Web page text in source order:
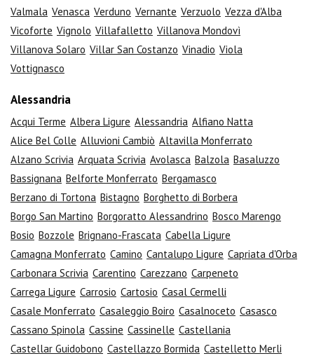
Valmala Venasca Verduno Vernante Verzuolo Vezza d'Alba
Vicoforte Vignolo Villafalletto Villanova Mondovì
Villanova Solaro Villar San Costanzo Vinadio Viola
Vottignasco
Alessandria
Acqui Terme Albera Ligure Alessandria Alfiano Natta
Alice Bel Colle Alluvioni Cambiò Altavilla Monferrato
Alzano Scrivia Arquata Scrivia Avolasca Balzola Basaluzzo
Bassignana Belforte Monferrato Bergamasco
Berzano di Tortona Bistagno Borghetto di Borbera
Borgo San Martino Borgoratto Alessandrino Bosco Marengo
Bosio Bozzole Brignano-Frascata Cabella Ligure
Camagna Monferrato Camino Cantalupo Ligure Capriata d'Orba
Carbonara Scrivia Carentino Carezzano Carpeneto
Carrega Ligure Carrosio Cartosio Casal Cermelli
Casale Monferrato Casaleggio Boiro Casalnoceto Casasco
Cassano Spinola Cassine Cassinelle Castellania
Castellar Guidobono Castellazzo Bormida Castelletto Merli